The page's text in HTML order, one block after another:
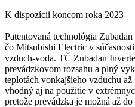
K dispozícii koncom roka 2023
Patentovaná technológia
čo Mitsubishi Electric v
vzduch-voda. TČ Zubadan
prevádzkovom rozsahu a plný
teplotách vonkajšieho vzduchu
vhodný aj na použitie v
pretože prevádzka je možná až